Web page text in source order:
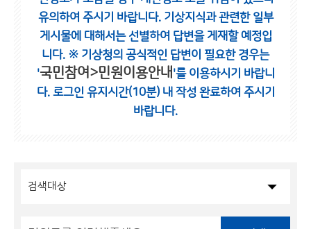
유의하여 주시기 바랍니다. 기상지식과 관련한 일부
게시물에 대해서는 선별하여 답변을 게재할 예정입
니다. ※ 기상청의 공식적인 답변이 필요한 경우는
'국민참여>민원이용안내 '를 이용하시기 바랍니
다. 로그인 유지시간(10분) 내 작성 완료하여 주시기
바랍니다.